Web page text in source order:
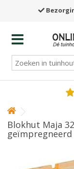
Blokhut Maja
geïmpregneerd